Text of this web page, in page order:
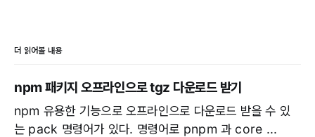
더 읽어볼 내용
npm 패키지 오프라인으로 tgz 다운로드 받기
npm 유용한 기능으로 오프라인으로 다운로드 받을 수 있
는 pack 명령어가 있다. 명령어로 pnpm 과 core ...